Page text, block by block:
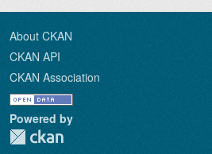
About CKAN
CKAN API
CKAN Association
Powered by